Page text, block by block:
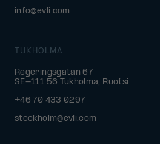
info@evli.com
TUKHOLMA
Regeringsgatan 67
SE-111 56 Tukholma, Ruotsi
+46 70 433 0297
stockholm@evli.com